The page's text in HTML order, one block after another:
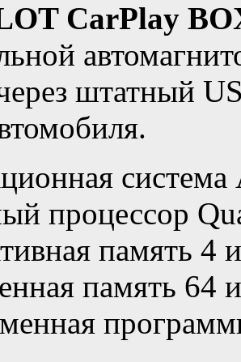
CarPlay
штатный
процессор
память 4
память 64